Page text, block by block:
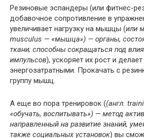
Резиновые эспандеры (или фитнес-
добавочное сопротивление в
увеличивает нагрузку на мышцы (или
musculus — «мышца») — органы,
ткани; способны сокращаться под
импульсов), ускоряет их рост и
энергозатратными. Прокачать с
группу мышц.
А еще во пора тренировок ((англ.
«обучать, воспитывать») — метод
направленный на развитие знаний,
также социальных установок) вы